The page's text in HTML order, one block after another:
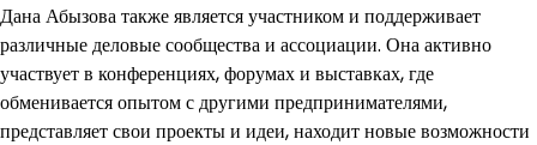
Дана Абызова также является участником и поддерживает
различные деловые сообщества и ассоциации. Она активно
участвует в конференциях, форумах и выставках, где
обменивается опытом с другими предпринимателями,
представляет свои проекты и идеи, находит новые возможности